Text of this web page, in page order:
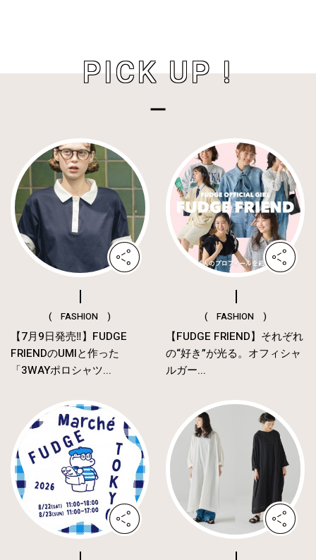
PICK UP !
( FASHION )
【7月9日発売‼︎】FUDGE
FRIENDのUMIと作った
「3WAYポロシャツ...
( FASHION )
【FUDGE FRIEND】それぞれ
の“好き”が光る。オフィシャ
ルガー...